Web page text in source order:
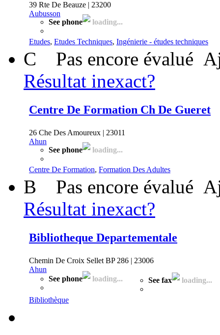
39 Rte De Beauze | 23200
Aubusson
See phone
loading...
Etudes, Etudes Techniques, Ingénierie - études techniques
C Pas encore évalué
Résultat inexact?
Centre De Formation Ch De Gueret
26 Che Des Amoureux | 23011
Ahun
See phone
loading...
Centre De Formation, Formation Des Adultes
B Pas encore évalué
Résultat inexact?
Bibliotheque Departementale
Chemin De Croix Sellet BP 286 | 23006
Ahun
See phone
loading... See fax loading...
Bibliothèque